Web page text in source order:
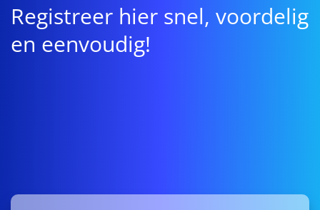
Registreer hier snel, voordelig
en eenvoudig!